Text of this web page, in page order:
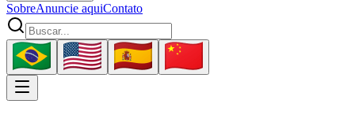
SobreAnuncie aquiContato